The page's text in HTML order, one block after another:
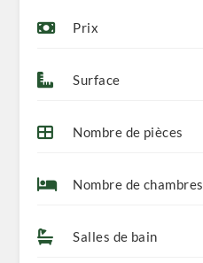
Prix
Surface
Nombre de pièces
Nombre de chambres
Salles de bain